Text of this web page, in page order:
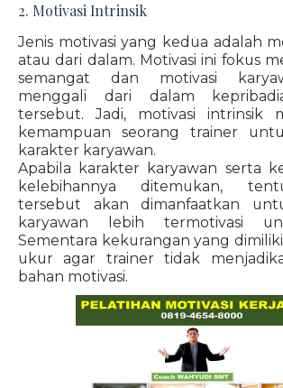
2. Motivasi Intrinsik
Jenis motivasi yang kedua adalah
atau dari dalam. Motivasi ini fokus
semangat dan motivasi
menggali dari dalam
tersebut. Jadi, motivasi intrinsik
kemampuan seorang trainer
karakter karyawan.
Apabila karakter karyawan serta
kelebihannya ditemukan,
tersebut akan dimanfaatkan
karyawan lebih termotivasi
Sementara kekurangan yang
ukur agar trainer tidak
bahan motivasi.